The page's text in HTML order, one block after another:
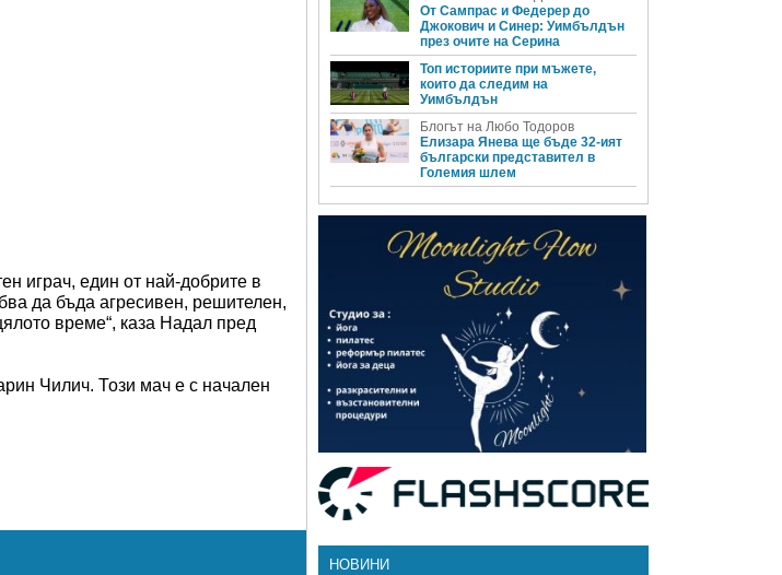
играч, един от най-добрите в
да бъда агресивен, решителен,
време“, каза Надал пред
Чилич. Този мач е с начален
От Сампрас и Федерер до
Джокович и Синер: Уимбълдън
през очите на Серина
Топ историите при мъжете,
които да следим на
Уимбълдън
Блогът на Любо Тодоров
Елизара Янева ще бъде 32-ият
български представител в
Големия шлем
НОВИНИ